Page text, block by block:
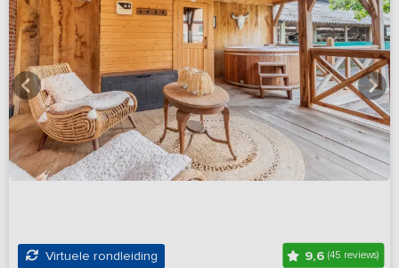
Virtuele rondleiding 9,6(45 reviews)